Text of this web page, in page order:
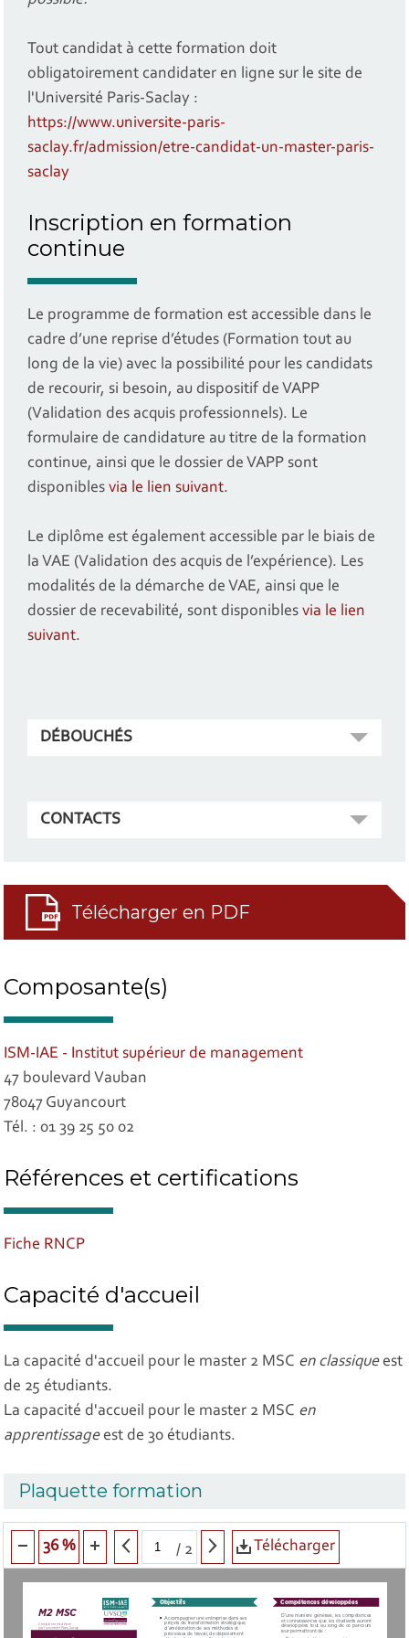
Tout candidat à cette formation doit
obligatoirement candidater en ligne sur le site de
l'Université Paris-Saclay :
https://www.universite-paris-
saclay.fr/admission/etre-candidat-un-master-paris-
saclay
Inscription en formation
continue
Le programme de formation est accessible dans le
cadre d’une reprise d’études (Formation tout au
long de la vie) avec la possibilité pour les candidats
de recourir, si besoin, au dispositif de VAPP
(Validation des acquis professionnels). Le
formulaire de candidature au titre de la formation
continue, ainsi que le dossier de VAPP sont
disponibles via le lien suivant.
Le diplôme est également accessible par le biais de
la VAE (Validation des acquis de l’expérience). Les
modalités de la démarche de VAE, ainsi que le
dossier de recevabilité, sont disponibles via le lien
suivant.
DÉBOUCHÉS
CONTACTS
Télécharger en PDF
Composante(s)
ISM-IAE - Institut supérieur de management
47 boulevard Vauban
78047 Guyancourt
Tél. : 01 39 25 50 02
Références et certifications
Fiche RNCP
Capacité d'accueil
La capacité d'accueil pour le master 2 MSC en classique est
de 25 étudiants.
La capacité d'accueil pour le master 2 MSC en
apprentissageest de 30 étudiants.
Plaquette formation
36 % / 2 Télécharger
M2 MSC
Ce diplôme est délivré
par l’université Paris-Saclay
Objectifs
Accompagner une entreprise dans ses
projets de transformation stratégique,
d’amélioration de ses méthodes et
processus de travail, de déploiement
d’outils digitaux ou d’évolution de
D’une manière générale, les compétences
et connaissances que les étudiants auront
développées  tout  au  long  de  ce  parcours
leur permettront de :
Compétences développées